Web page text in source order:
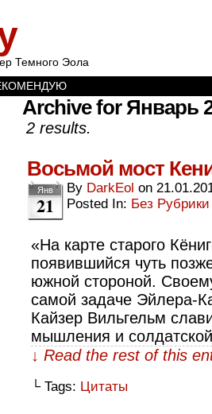
Темного Эола
Archive for Январь
2 results.
Восьмой мост
Янв
21
By DarkEol on
Posted In: Без Рубрики
«На карте старого
появившийся чуть
южной стороной.
самой задаче Эйлера-
Кайзер Вильгельм
мышления и
↓ Read the rest of this
└ Tags: Цитаты